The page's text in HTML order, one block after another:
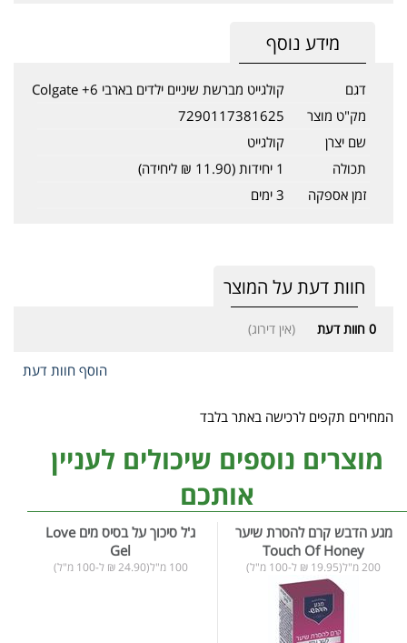
מידע נוסף
דגם
קולגייט מברשת שיניים ילדים בארבי 6+ Colgate
מק"ט מוצר
7290117381625
שם יצרן
קולגייט
תכולה
1 יחידות (11.90 ₪ ליחידה)
זמן אספקה
3 ימים
חוות דעת על המוצר
0 חוות דעת (אין דירוג)
הוסף חוות דעת
המחירים תקפים לרכישה באתר בלבד
מוצרים נוספים שיכולים לעניין
אותכם
מגע הדבש קרם להסרת שיער
Touch Of Honey
200 מ"ל(19.95 ₪ ל-100 מ"ל)
ג'ל סיכוך על בסיס מים Love
Gel
100 מ"ל(24.90 ₪ ל-100 מ"ל)